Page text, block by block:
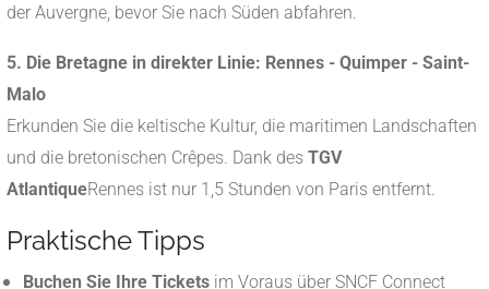
der Auvergne, bevor Sie nach Süden abfahren.
5. Die Bretagne in direkter Linie: Rennes - Quimper - Saint-
Malo
Erkunden Sie die keltische Kultur, die maritimen Landschaften
und die bretonischen Crêpes. Dank des TGV
AtlantiqueRennes ist nur 1,5 Stunden von Paris entfernt.
Praktische Tipps
Buchen Sie Ihre Tickets im Voraus über SNCF Connect